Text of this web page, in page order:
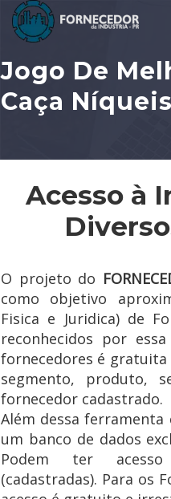
Jogo De
Caça Níqueis
Acesso à
O projeto do
como objetivo
Fisica e Juridica) de
reconhecidos por
fornecedores é
segmento, produto,
fornecedor cadastrado.
Além dessa
um banco de dados
Podem ter
(cadastradas). Para os